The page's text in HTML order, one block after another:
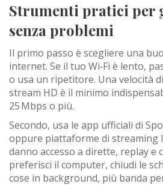
Strumenti pratici per
senza problemi
Il primo passo è scegliere una
internet. Se il tuo Wi‑Fi è lento,
o usa un ripetitore. Una velocità
stream HD è il minimo
25 Mbps o più.
Secondo, usa le app ufficiali di
oppure piattaforme di streaming
danno accesso a dirette, replay e
preferisci il computer, chiudi le
cose in background, più banda